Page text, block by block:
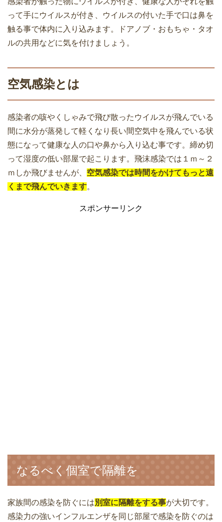
って手にウイルスが付き、ウイルスの付いた手で口は鼻を
触る事で体内に入り込みます。ドアノブ・おもちゃ・タオ
ルの共用などに気を付けましょう。
空気感染とは
感染者の咳やくしゃみで飛び散ったウイルスが飛んでいる
間に水分が蒸発して軽くなり長い間空気中を飛んでいる状
態になって健康な人の口や鼻から入り込む事です。締め切
って湿度の低い部屋で起こります。飛沫感染では１ｍ～２
ｍしか飛びませんが、 空気感染では時間をかけてもっと遠
くまで飛んでいきます。
スポンサーリンク
なるべく個室で隔離を
家族間の感染を防ぐには別室に隔離をする事が大切です。
感染力の強いインフルエンザを同じ部屋で感染を防ぐのは